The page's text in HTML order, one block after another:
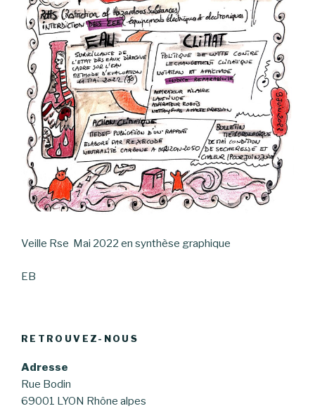
Veille Rse Mai 2022 en synthèse graphique
EB
RETROUVEZ-NOUS
Adresse
Rue Bodin
69001 LYON Rhône alpes